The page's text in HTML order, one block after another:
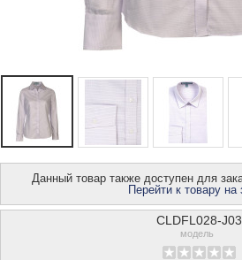
Данный товар также доступен для
Перейти к товару на
CLDFL028-J03
модель